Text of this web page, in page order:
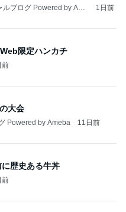
ブログ Powered by Ame
1日前
限定ハンカチ
前
大会
Powered by Ameba 11日前
歴史ある牛丼
前